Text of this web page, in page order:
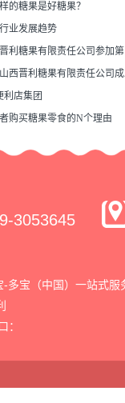
的糖果是好糖果？
业发展趋势
利糖果有限责任公司参加
西晋利糖果有限责任公司
利店集团
购买糖果零食的N个理由
3053645
-多宝（中国）一站式服
：